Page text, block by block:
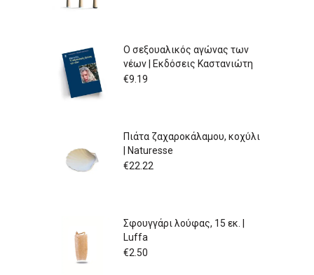
Ο σεξουαλικός αγώνας των
νέων | Εκδόσεις Καστανιώτη
€9.19
Πιάτα ζαχαροκάλαμου, κοχύλι
| Naturesse
€22.22
Σφουγγάρι λούφας, 15 εκ. |
Luffa
€2.50